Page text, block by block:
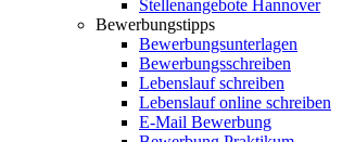
Stellenangebote Hannover
Bewerbungstipps
Bewerbungsunterlagen
Bewerbungsschreiben
Lebenslauf schreiben
Lebenslauf online schreiben
E-Mail Bewerbung